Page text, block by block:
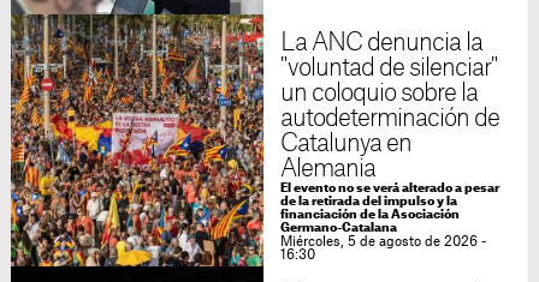
La ANC denuncia la
"voluntad de silenciar"
un coloquio sobre la
autodeterminación de
Catalunya en
Alemania
El evento no se verá alterado a pesar
de la retirada del impulso y la
financiación de la Asociación
Germano-Catalana
Miércoles, 5 de agosto de 2026 -
16:30